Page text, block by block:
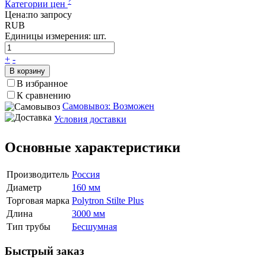
Категории цен
Цена:по запросу
RUB
Единицы измерения: шт.
+ -
В корзину
В избранное
К сравнению
Самовывоз: Возможен
Условия доставки
Основные характеристики
Производитель Россия
Диаметр
160 мм
Торговая марка Polytron Stilte Plus
Длина
3000 мм
Тип трубы
Бесшумная
Быстрый заказ